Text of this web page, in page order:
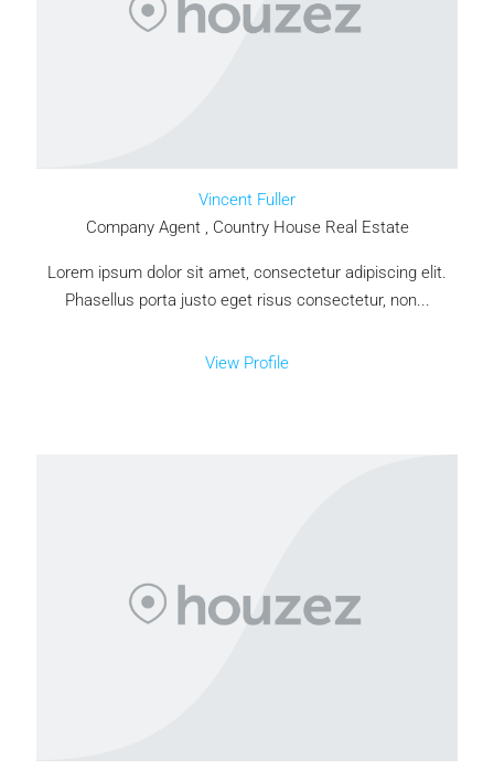
Vincent Fuller
Company Agent , Country House Real Estate
Lorem ipsum dolor sit amet, consectetur adipiscing elit.
Phasellus porta justo eget risus consectetur, non...
View Profile